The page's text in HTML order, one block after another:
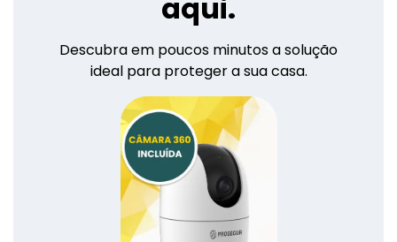
aqui.
Descubra em poucos minutos a solução
ideal para proteger a sua casa.